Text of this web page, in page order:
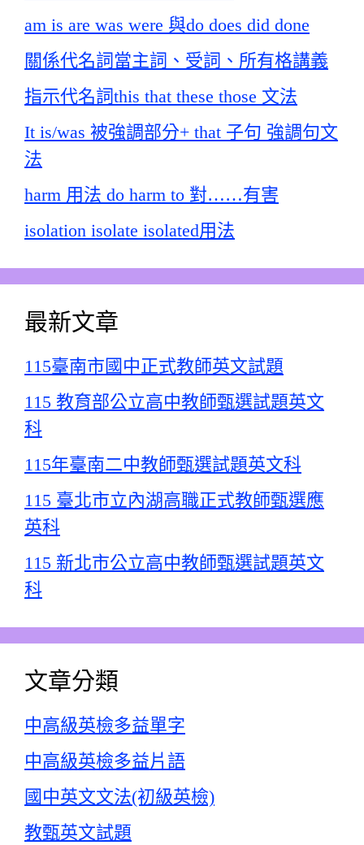
am is are was were 與do does did done
關係代名詞當主詞、受詞、所有格講義
指示代名詞this that these those 文法
It is/was 被強調部分+ that 子句 強調句文
法
harm 用法 do harm to 對……有害
isolation isolate isolated用法
最新文章
115臺南市國中正式教師英文試題
115 教育部公立高中教師甄選試題英文
科
115年臺南二中教師甄選試題英文科
115 臺北市立內湖高職正式教師甄選應
英科
115 新北市公立高中教師甄選試題英文
科
文章分類
中高級英檢多益單字
中高級英檢多益片語
國中英文文法(初級英檢)
教甄英文試題